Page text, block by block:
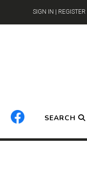
SIGN IN | REGISTER
SEARCH